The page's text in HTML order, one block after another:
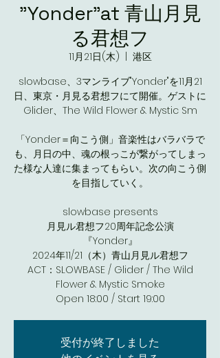
"Yonder"at 青山月見
る君想フ
11月21日(木)
港区
slowbase、3マンライブ"Yonder"を11月21
日、東京・月見る君想フにて開催。ゲストに
Glider、The Wild Flower & Mystic Sm
「Yonder＝向こう側」音楽性はバラバラで
も、月日の中、魂の根っこが繋がってしまっ
た様な人達に集まってもらい。次の向こう側
を目指していく。
slowbase presents
月見ル君想フ20周年記念公演
『Yonder』
2024年11/21（木）青山月見ル君想フ
ACT：SLOWBASE / Glider / The Wild
Flower & Mystic Smoke
Open 18:00 / Start 19:00
受付が終了しました